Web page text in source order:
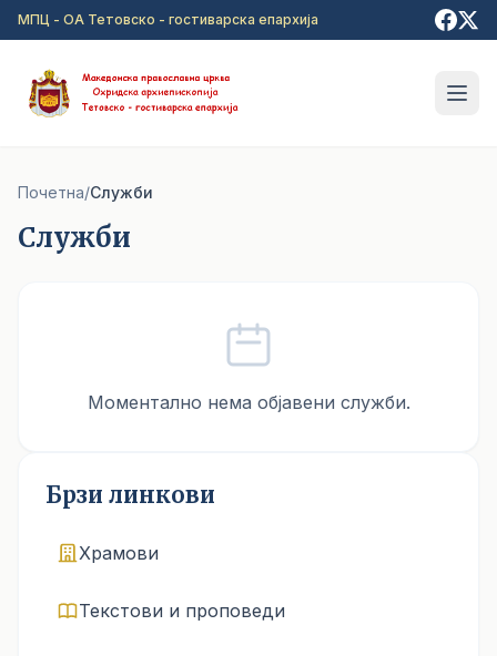
Прејди на главна содржина
МПЦ - ОА Тетовско - гостиварска епархија
Почетна/Служби
Служби
Моментално нема објавени служби.
Брзи линкови
Храмови
Текстови и проповеди